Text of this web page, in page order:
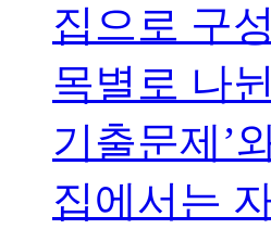
집으로 구
목별로 나
기출문제’
집에서는